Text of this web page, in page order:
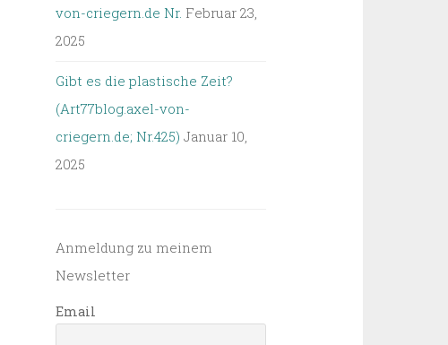
von-criegern.de Nr. Februar 23,
2025
Gibt es die plastische Zeit?
(Art77blog.axel-von-
criegern.de; Nr.425) Januar 10,
2025
Anmeldung zu meinem
Newsletter
Email